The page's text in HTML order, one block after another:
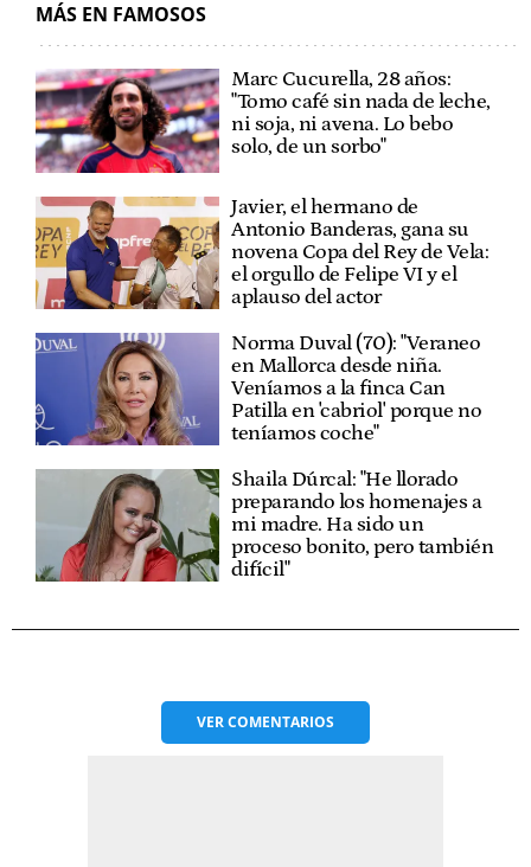
MÁS EN FAMOSOS
Marc Cucurella, 28 años:
"Tomo café sin nada de leche,
ni soja, ni avena. Lo bebo
solo, de un sorbo"
Javier, el hermano de
Antonio Banderas, gana su
novena Copa del Rey de Vela:
el orgullo de Felipe VI y el
aplauso del actor
Norma Duval (70): "Veraneo
en Mallorca desde niña.
Veníamos a la finca Can
Patilla en 'cabriol' porque no
teníamos coche"
Shaila Dúrcal: "He llorado
preparando los homenajes a
mi madre. Ha sido un
proceso bonito, pero también
difícil"
VERCOMENTARIOS